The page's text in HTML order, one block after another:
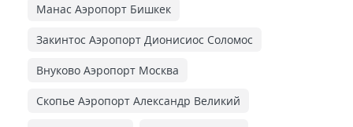
Манас Аэропорт Бишкек
Закинтос Аэропорт Дионисиос Соломос
Внуково Аэропорт Москва
Скопье Аэропорт Александр Великий